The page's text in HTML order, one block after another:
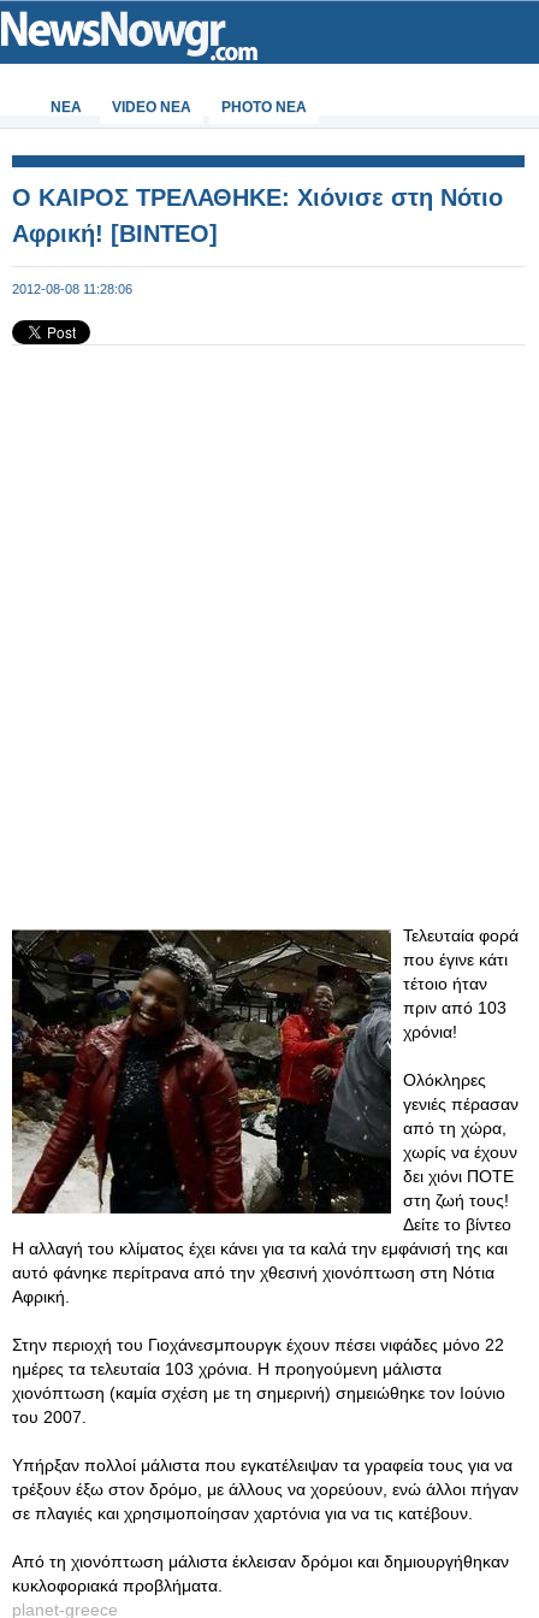
ΝΕΑ VIDEO NEA PHOTO NEA
Ο ΚΑΙΡΟΣ ΤΡΕΛΑΘΗΚΕ: Χιόνισε στη Νότιο
Αφρική! [ΒΙΝΤΕΟ]
2012-08-08 11:28:06
Τελευταία φορά
που έγινε κάτι
τέτοιο ήταν
πριν από 103
χρόνια!
Ολόκληρες
γενιές πέρασαν
από τη χώρα,
χωρίς να έχουν
δει χιόνι ΠΟΤΕ
στη ζωή τους!
Δείτε το βίντεο
Η αλλαγή του κλίματος έχει κάνει για τα καλά την εμφάνισή της και
αυτό φάνηκε περίτρανα από την χθεσινή χιονόπτωση στη Νότια
Αφρική.
Στην περιοχή του Γιοχάνεσμπουργκ έχουν πέσει νιφάδες μόνο 22
ημέρες τα τελευταία 103 χρόνια. Η προηγούμενη μάλιστα
χιονόπτωση (καμία σχέση με τη σημερινή) σημειώθηκε τον Ιούνιο
του 2007.
Υπήρξαν πολλοί μάλιστα που εγκατέλειψαν τα γραφεία τους για να
τρέξουν έξω στον δρόμο, με άλλους να χορεύουν, ενώ άλλοι πήγαν
σε πλαγιές και χρησιμοποίησαν χαρτόνια για να τις κατέβουν.
Από τη χιονόπτωση μάλιστα έκλεισαν δρόμοι και δημιουργήθηκαν
κυκλοφοριακά προβλήματα.
planet-greece